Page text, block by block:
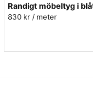
830 kr / meter